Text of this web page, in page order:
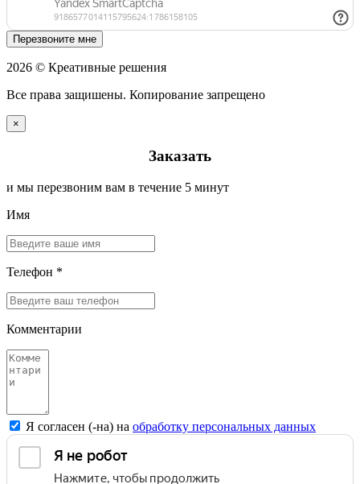
Перезвоните мне
2026 © Креативные решения
Все права защишены. Копирование запрещено
×
Заказать
и мы перезвоним вам в течение 5 минут
Имя
Телефон *
Комментарии
Я согласен (-на) на обработку персональных данных